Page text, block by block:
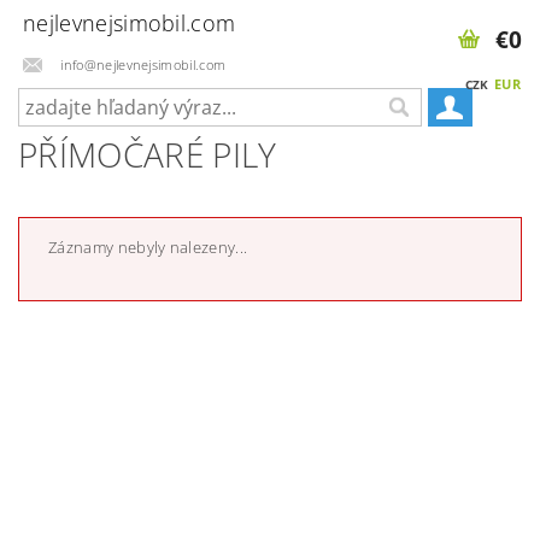
nejlevnejsimobil.com
info@nejlevnejsimobil.com
CZK EUR
€0
PŘÍMOČARÉ PILY
Záznamy nebyly nalezeny...